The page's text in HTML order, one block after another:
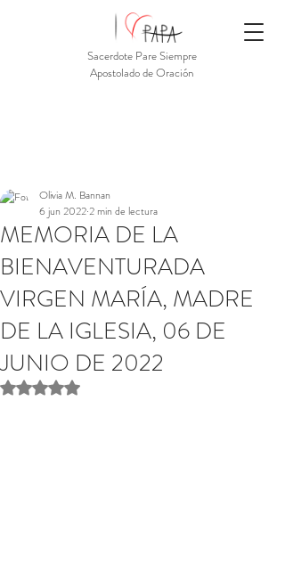
Sacerdote Pare Siempre
Apostolado de Oración
MEMORIA DE LA
BIENAVENTURADA
VIRGEN MARÍA, MADRE
DE LA IGLESIA, 06 DE
JUNIO DE 2022
Olivia M. Bannan
6 jun 20222 min de lectura
Obtuvo NaN de 5 estrellas.